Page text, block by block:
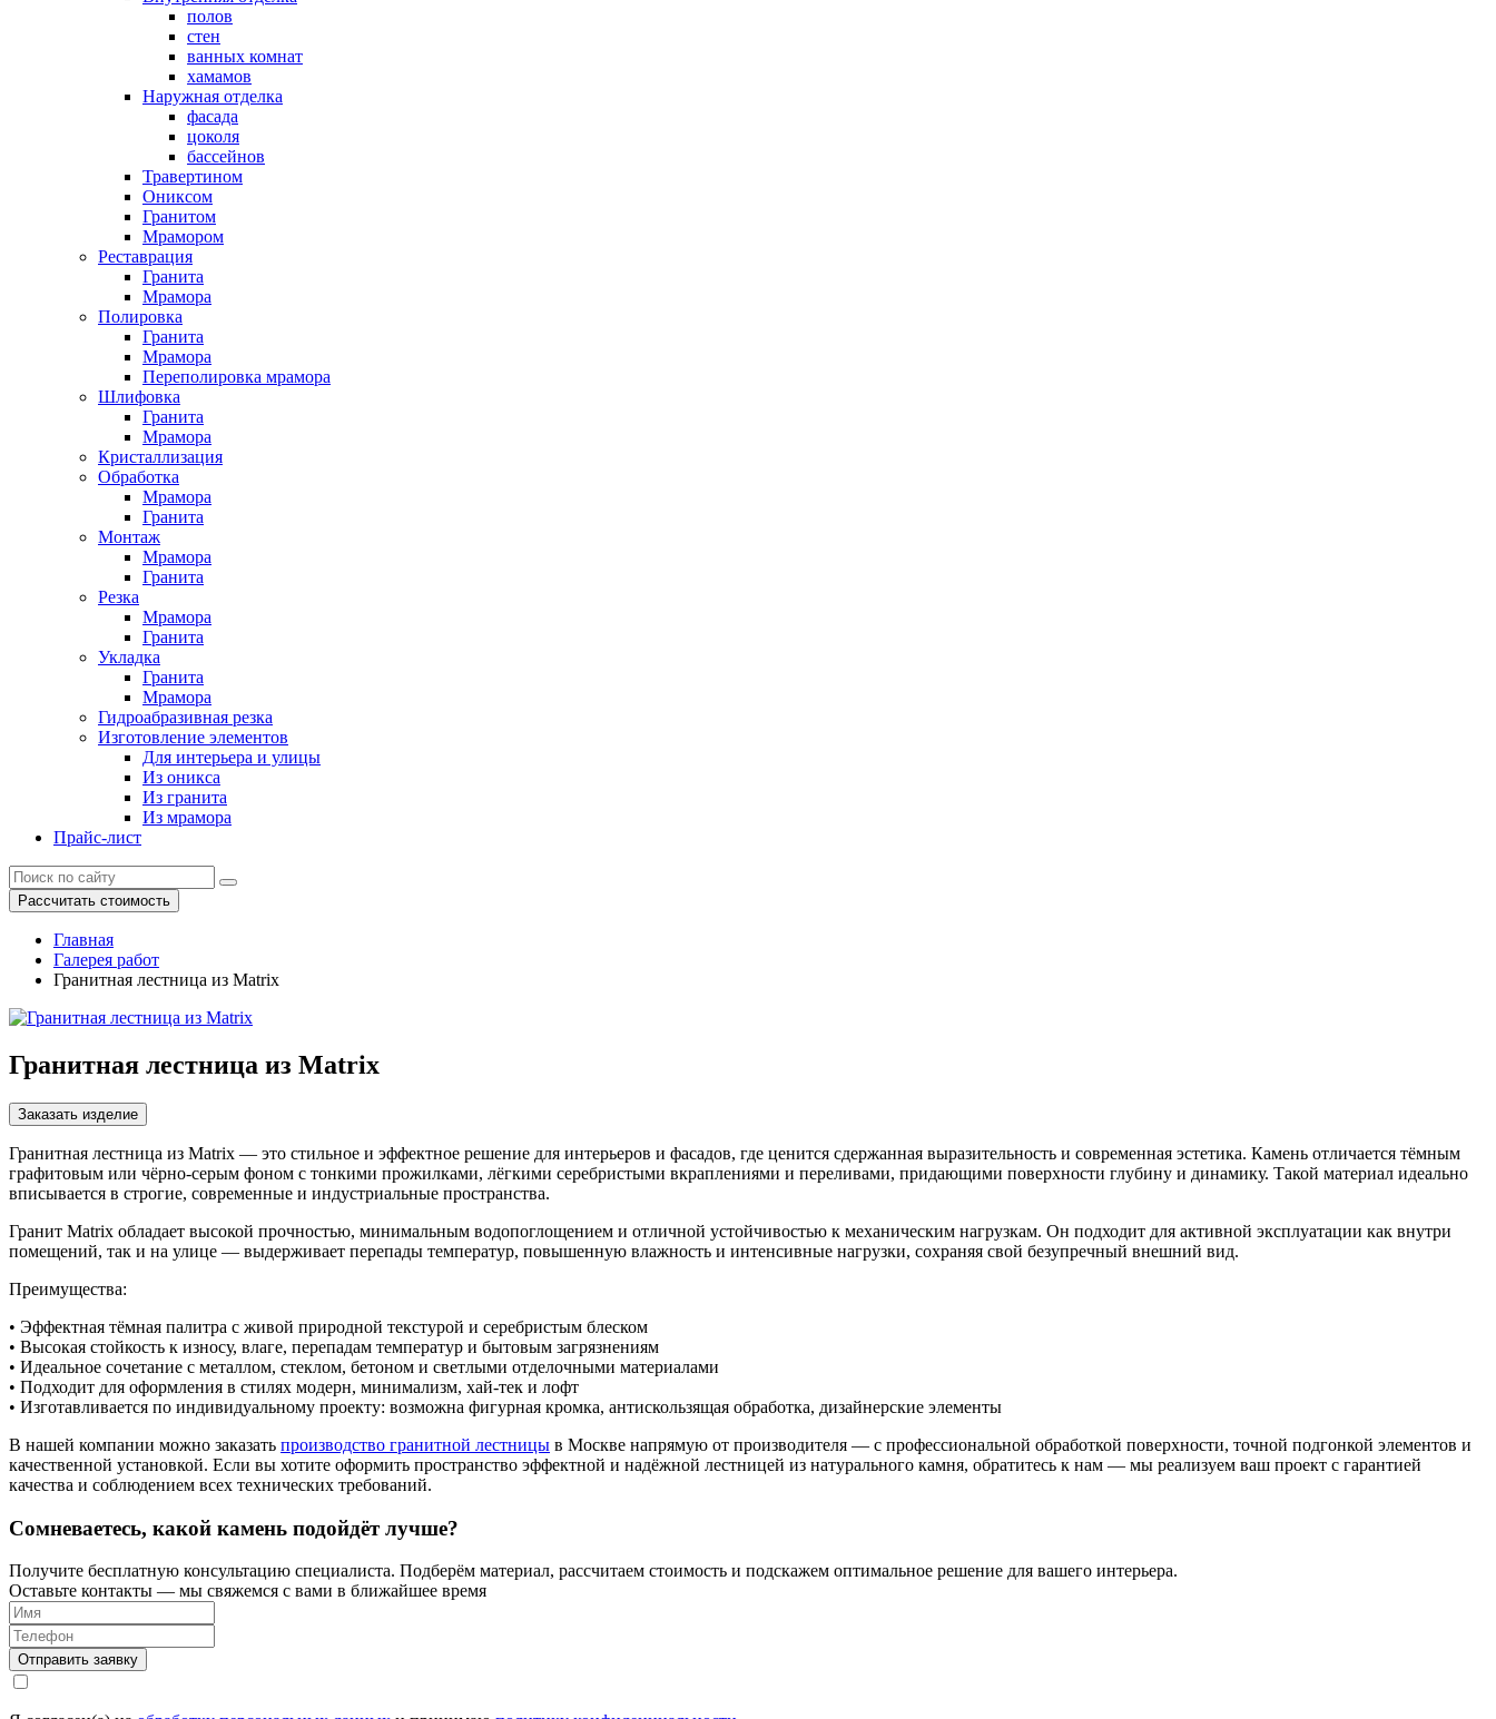
полов
стен
ванных комнат
хамамов
Наружная отделка
фасада
цоколя
бассейнов
Травертином
Ониксом
Гранитом
Мрамором
Реставрация
Гранита
Мрамора
Полировка
Гранита
Мрамора
Переполировка мрамора
Шлифовка
Гранита
Мрамора
Кристаллизация
Обработка
Мрамора
Гранита
Монтаж
Мрамора
Гранита
Резка
Мрамора
Гранита
Укладка
Гранита
Мрамора
Гидроабразивная резка
Изготовление элементов
Для интерьера и улицы
Из оникса
Из гранита
Из мрамора
Прайс-лист
Рассчитать стоимость
Главная
Галерея работ
Гранитная лестница из Matrix
Гранитная лестница из Matrix
Заказать изделие
Гранитная лестница из Matrix — это стильное и эффектное решение для интерьеров и фасадов, где ценится сдержанная выразительность и современная эстетика. Камень отличается тёмным
графитовым или чёрно-серым фоном с тонкими прожилками, лёгкими серебристыми вкраплениями и переливами, придающими поверхности глубину и динамику. Такой материал идеально
вписывается в строгие, современные и индустриальные пространства.
Гранит Matrix обладает высокой прочностью, минимальным водопоглощением и отличной устойчивостью к механическим нагрузкам. Он подходит для активной эксплуатации как внутри
помещений, так и на улице — выдерживает перепады температур, повышенную влажность и интенсивные нагрузки, сохраняя свой безупречный внешний вид.
Преимущества:
• Эффектная тёмная палитра с живой природной текстурой и серебристым блеском
• Высокая стойкость к износу, влаге, перепадам температур и бытовым загрязнениям
• Идеальное сочетание с металлом, стеклом, бетоном и светлыми отделочными материалами
• Подходит для оформления в стилях модерн, минимализм, хай-тек и лофт
• Изготавливается по индивидуальному проекту: возможна фигурная кромка, антискользящая обработка, дизайнерские элементы
В нашей компании можно заказать производство гранитной лестницы в Москве напрямую от производителя — с профессиональной обработкой поверхности, точной подгонкой элементов и
качественной установкой. Если вы хотите оформить пространство эффектной и надёжной лестницей из натурального камня, обратитесь к нам — мы реализуем ваш проект с гарантией
качества и соблюдением всех технических требований.
Сомневаетесь, какой камень подойдёт лучше?
Получите бесплатную консультацию специалиста. Подберём материал, рассчитаем стоимость и подскажем оптимальное решение для вашего интерьера.
Оставьте контакты — мы свяжемся с вами в ближайшее время